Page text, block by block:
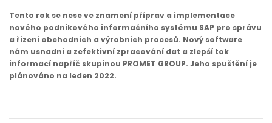
Tento rok se nese ve znamení příprav a implementace
nového podnikového informačního systému SAP pro správu
a řízení obchodních a výrobních procesů. Nový software
nám usnadní a zefektivní zpracování dat a zlepší tok
informací napříč skupinou PROMET GROUP. Jeho spuštění je
plánováno na leden 2022.